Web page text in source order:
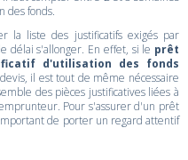
des fonds.
la liste des justificatifs exigés par
délai s'allonger. En effet, si le prêt
d'utilisation des fonds
il est tout de même nécessaire
des pièces justificatives liées à
Pour s'assurer d'un prêt
de porter un regard attentif